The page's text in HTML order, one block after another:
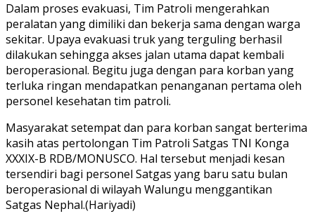
Dalam proses evakuasi, Tim Patroli mengerahkan
peralatan yang dimiliki dan bekerja sama dengan warga
sekitar. Upaya evakuasi truk yang terguling berhasil
dilakukan sehingga akses jalan utama dapat kembali
beroperasional. Begitu juga dengan para korban yang
terluka ringan mendapatkan penanganan pertama oleh
personel kesehatan tim patroli.
Masyarakat setempat dan para korban sangat berterima
kasih atas pertolongan Tim Patroli Satgas TNI Konga
XXXIX-B RDB/MONUSCO. Hal tersebut menjadi kesan
tersendiri bagi personel Satgas yang baru satu bulan
beroperasional di wilayah Walungu menggantikan
Satgas Nephal.(Hariyadi)